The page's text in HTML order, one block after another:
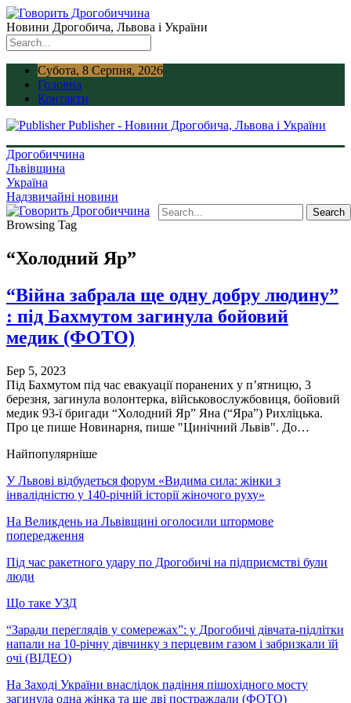
Новини Дрогобича, Львова і України
Субота, 8 Серпня, 2026
Головна
Контакти
Publisher - Новини Дрогобича, Львова і України
Дрогобиччина
Львівщина
Україна
Надзвичайні новини
Browsing Tag
“Холодний Яр”
“Війна забрала ще одну добру людину”
: під Бахмутом загинула бойовий
медик (ФОТО)
Бер 5, 2023
Під Бахмутом під час евакуації поранених у п’ятницю, 3
березня, загинула волонтерка, військовослужбовиця, бойовий
медик 93-ї бригади “Холодний Яр” Яна (“Яра”) Рихліцька.
Про це пише Новинарня, пише "Цинічний Львів". До…
Найпопулярніше
У Львові відбудеться форум «Видима сила: жінки з
інвалідністю у 140-річній історії жіночого руху»
На Великдень на Львівщині оголосили штормове
попередження
Під час ракетного удару по Дрогобичі на підприємстві були
люди
Що таке УЗД
“Заради переглядів у сомережах”: у Дрогобичі дівчата-підлітки
напали на 10-річну дівчинку з перцевим газом і забризкали їй
очі (ВІДЕО)
На Заході України внаслідок падіння пішохідного мосту
загинула одна жінка та ще дві постраждали (ФОТО)